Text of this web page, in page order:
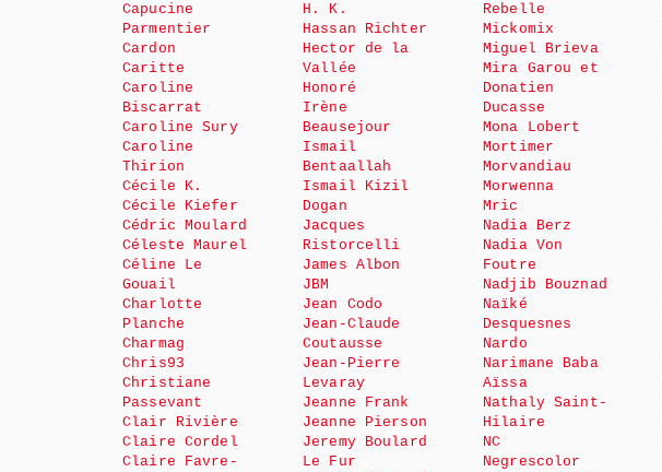
Capucine
Parmentier
Cardon
Caritte
Caroline
Biscarrat
Caroline Sury
Caroline
Thirion
Cécile K.
Cécile Kiefer
Cédric Moulard
Céleste Maurel
Céline Le
Gouail
Charlotte
Planche
Charmag
Chris93
Christiane
Passevant
Clair Rivière
Claire Cordel
Claire Favre-
H. K.
Hassan Richter
Hector de la
Vallée
Honoré
Irène
Beausejour
Ismail
Bentaallah
Ismail Kizil
Dogan
Jacques
Ristorcelli
James Albon
JBM
Jean Codo
Jean-Claude
Coutausse
Jean-Pierre
Levaray
Jeanne Frank
Jeanne Pierson
Jeremy Boulard
Le Fur
Rebelle
Mickomix
Miguel Brieva
Mira Garou et
Donatien
Ducasse
Mona Lobert
Mortimer
Morvandiau
Morwenna
Mric
Nadia Berz
Nadia Von
Foutre
Nadjib Bouznad
Naïké
Desquesnes
Nardo
Narimane Baba
Aïssa
Nathaly Saint-
Hilaire
NC
Negrescolor